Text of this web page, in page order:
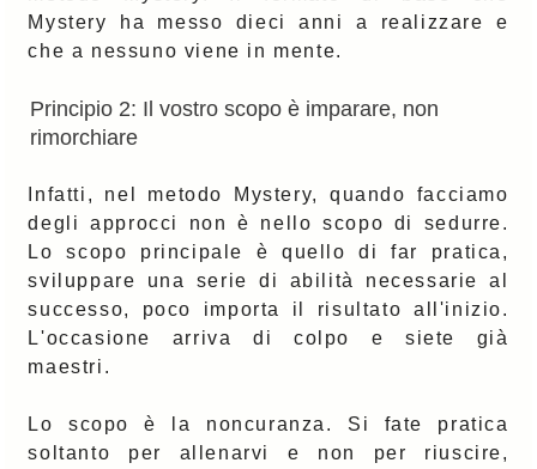
Mystery ha messo dieci anni a realizzare e
che a nessuno viene in mente.
Principio 2: Il vostro scopo è imparare, non
rimorchiare
Infatti, nel metodo Mystery, quando facciamo
degli approcci non è nello scopo di sedurre.
Lo scopo principale è quello di far pratica,
sviluppare una serie di abilità necessarie al
successo, poco importa il risultato all'inizio.
L'occasione arriva di colpo e siete già
maestri.
Lo scopo è la noncuranza. Si fate pratica
soltanto per allenarvi e non per riuscire,